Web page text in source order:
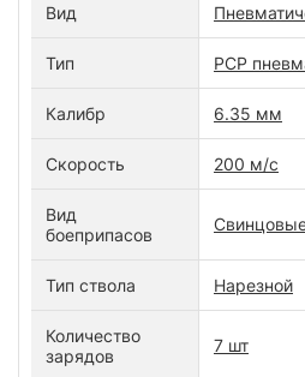
Вид
Тип PCP
Калибр 6.35 мм
Скорость 200 м/c
Вид
боеприпасов
Тип ствола Нарезной
Количество
зарядов
7 шт